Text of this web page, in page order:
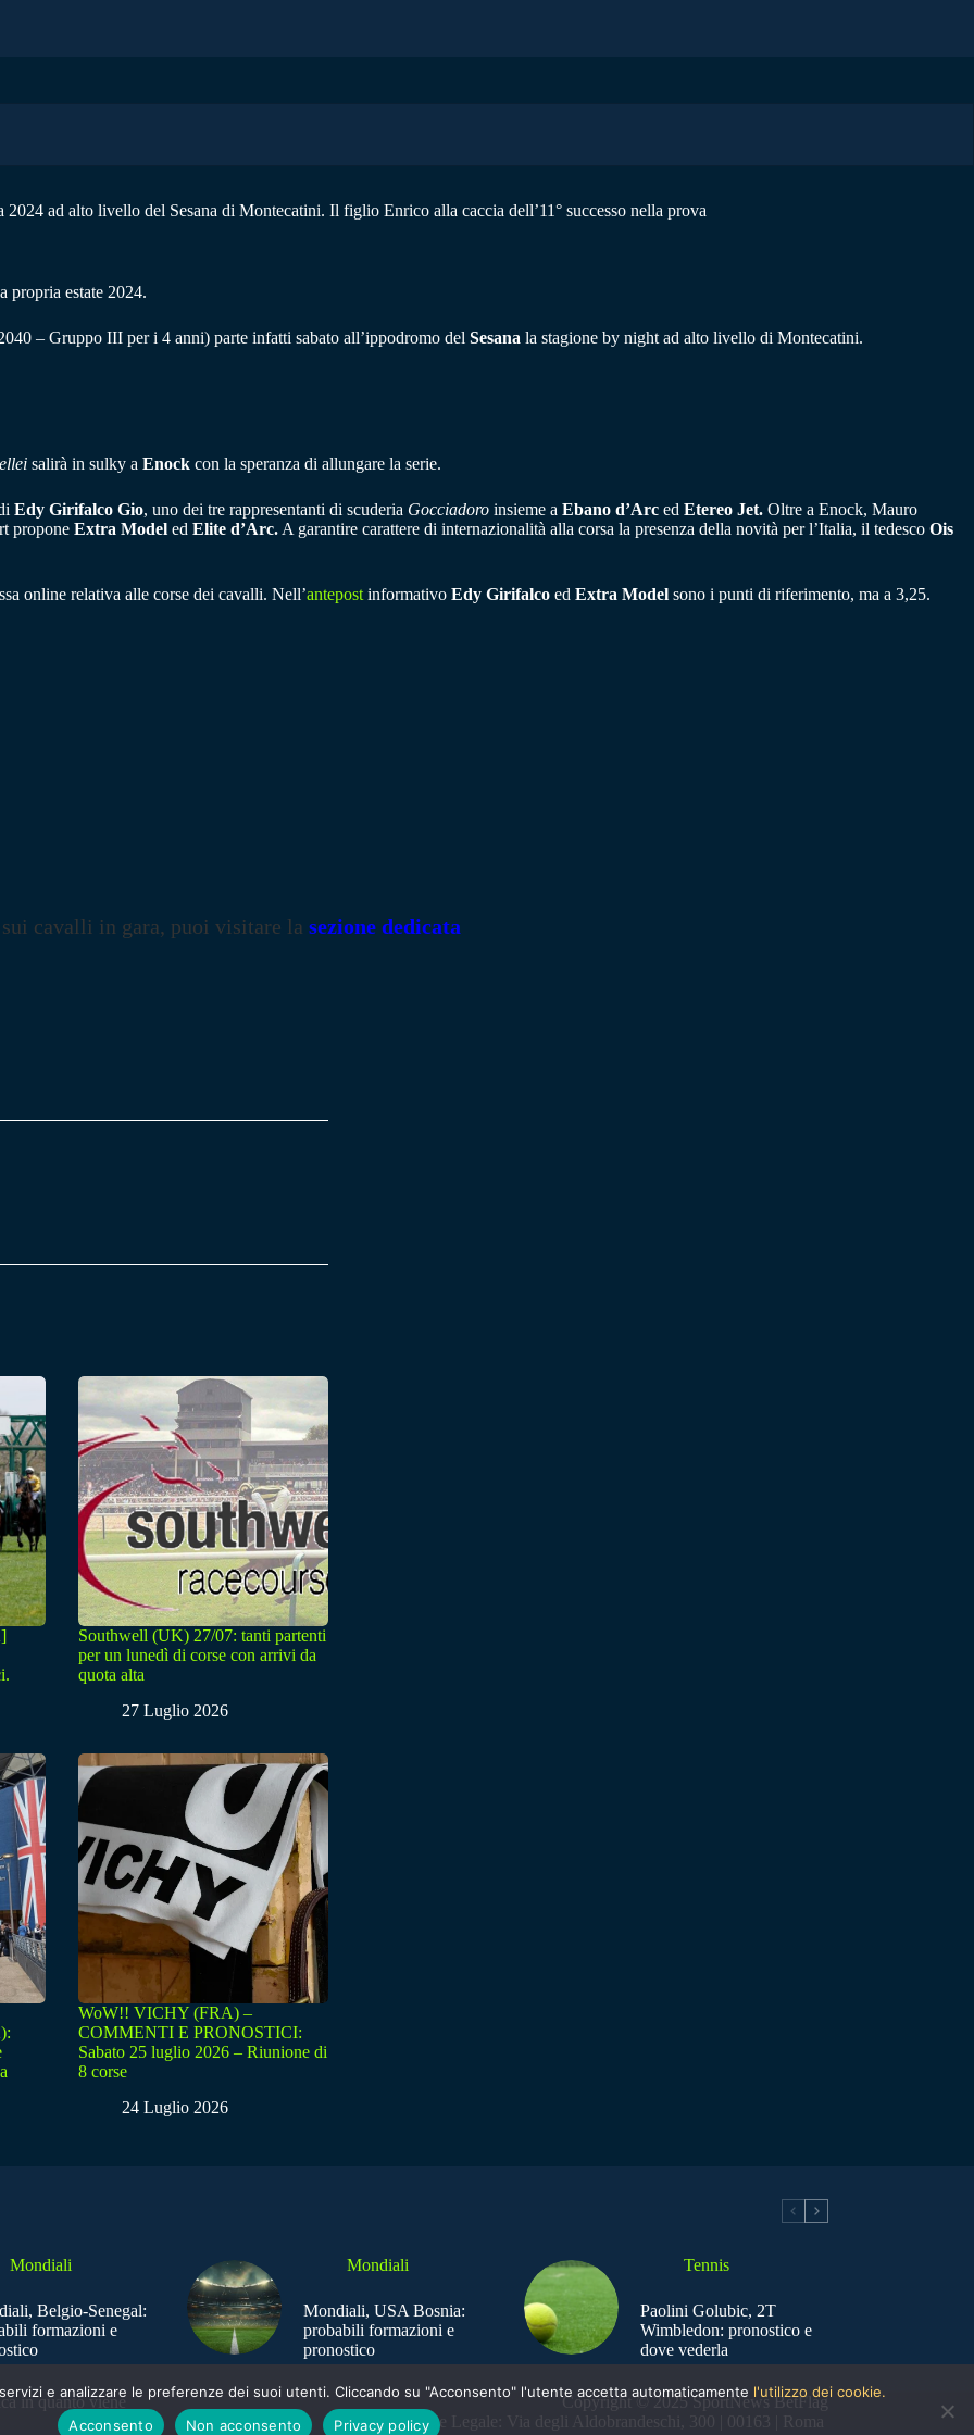
ad alto livello del Sesana di Montecatini. Il figlio Enrico alla caccia dell’11° successo nella prova
propria estate 2024.
– Gruppo III per i 4 anni) parte infatti sabato all’ippodromo del Sesana la stagione by night ad alto livello di Montecatini.
salirà in sulky a Enock con la speranza di allungare la serie.
Edy Girifalco Gio, uno dei tre rappresentanti di scuderia Gocciadoro insieme a Ebano d’Arc ed Etereo Jet. Oltre a Enock, Mauro
propone Extra Model ed Elite d’Arc.A garantire carattere di internazionalità alla corsa la presenza della novità per l’Italia, il tedesco Ois
online relativa alle corse dei cavalli. Nell’antepostinformativo Edy Girifalco ed Extra Model sono i punti di riferimento, ma a 3,25.
sui cavalli in gara, puoi visitare la sezione dedicata
Southwell (UK) 27/07: tanti partenti
per un lunedì di corse con arrivi da
quota alta
27 Luglio 2026
WoW!! VICHY (FRA) –
COMMENTI E PRONOSTICI:
Sabato 25 luglio 2026 – Riunione di
8 corse
24 Luglio 2026
Mondiali
Belgio-Senegal:
formazioni e
Mondiali
Mondiali, USA Bosnia:
probabili formazioni e
pronostico
Tennis
Paolini Golubic, 2T
Wimbledon: pronostico e
dove vederla
in quanto viene
Copyright © 2025 SportNews BetFlag
Sede Legale: Via degli Aldobrandeschi, 300 | 00163 | Roma
e analizzare le preferenze dei suoi utenti. Cliccando su "Acconsento" l'utente accetta automaticamente l'utilizzo dei cookie.
Acconsento
Non acconsento Privacy policy